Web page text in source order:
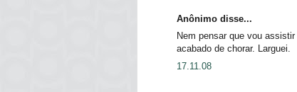
Anônimo disse...
Nem pensar que vou
acabado de chorar. Larguei.
17.11.08